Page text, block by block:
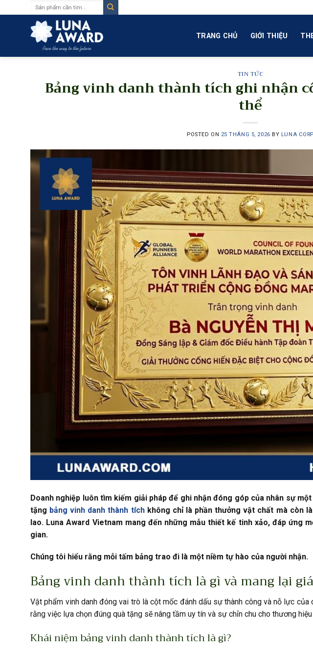
to
TRANG CHỦ GIỚI THIỆU
TIN TỨC
Bảng vinh danh thành tích ghi nhận
thể
POSTED ON 25 THÁNG 5, 2026 BY LUNA CORP
Doanh nghiệp luôn tìm kiếm giải pháp để ghi nhận đóng góp của nhân sự
tặng bảng vinh danh thành tíchkhông chỉ là phần thưởng vật chất mà còn
lao. Luna Award Vietnam mang đến những mẫu thiết kế tinh xảo, đáp ứng
gian.
Chúng tôi hiểu rằng mỗi tấm bảng trao đi là một niềm tự hào của người nhận.
Bảng vinh danh thành tích là gì và mang lại
Vật phẩm vinh danh đóng vai trò là cột mốc đánh dấu sự thành công và nỗ lực của
rằng việc lựa chọn đúng quà tặng sẽ nâng tầm uy tín và sự chỉn chu cho thương
Khái niệm bảng vinh danh thành tích là gì?